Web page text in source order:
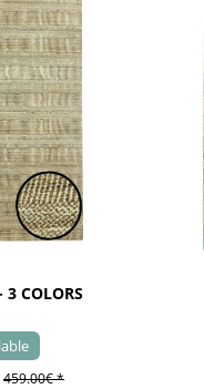
COLORS
459.00€ *